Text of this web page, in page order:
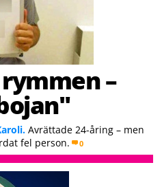
–
Avrättade 24-åring – men
fel person.
0